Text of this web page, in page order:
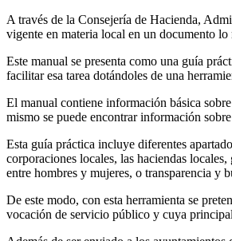
A través de la Consejería de Hacienda,
vigente en materia local en un documento
Este manual se presenta como una guía
facilitar esa tarea dotándoles de una
El manual contiene información básica
mismo se puede encontrar información
Esta guía práctica incluye diferentes
corporaciones locales, las haciendas
entre hombres y mujeres, o transparencia y
De este modo, con esta herramienta se
vocación de servicio público y cuya